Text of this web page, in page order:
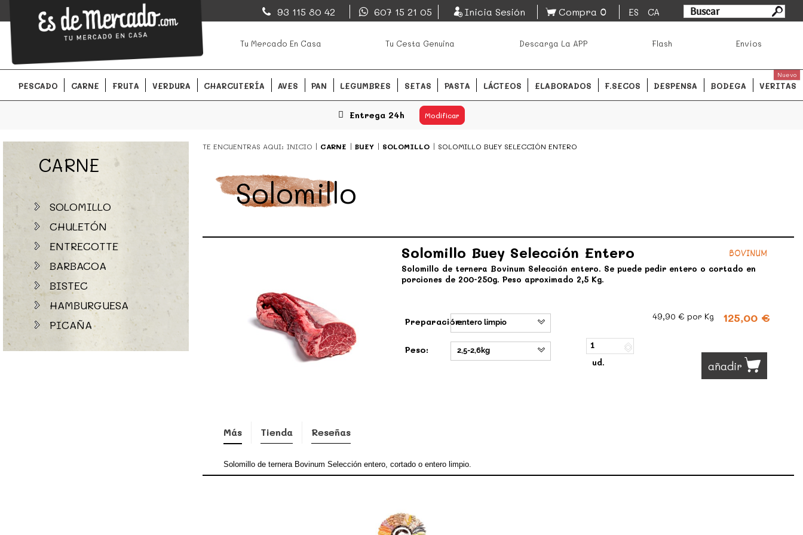
EsDeMercado.com
EsDeMercado.comte lleva a casa los mejores productos de los mejores mercados de
Barcelona y de productores locales.
EsDeMercado.com
Barcelona y de productores locales.
93 115 80 42 607 15 21 05 Inicia Sesión Compra 0 ES CA
Tu Mercado En Casa Tu Cesta Genuina Descarga La APP Flash Envíos
PESCADO CARNE FRUTA VERDURA CHARCUTERÍA AVES PAN LEGUMBRES SETAS PASTA LÁCTEOS ELABORADOS F.SECOS DESPENSA BODEGA VERITAS
Nuevo
Entrega 24h Modificar
CARNE
SOLOMILLO
CHULETÓN
ENTRECOTTE
BARBACOA
BISTEC
HAMBURGUESA
PICAÑA
TE ENCUENTRAS AQUI: INICIO CARNE BUEY SOLOMILLO SOLOMILLO BUEY SELECCIÓN ENTERO
Solomillo
BOVINUM
Solomillo Buey Selección Entero
Solomillo de ternera Bovinum Selección entero. Se puede pedir entero o cortado en
porciones de 200-250g. Peso aproximado 2,5 Kg.
Preparación: entero limpio
Peso: 2,5-2,6kg
125,00 €
49,90 € por Kg
ud. añadir
Más Tienda Reseñas
Solomillo de ternera Bovinum Selección entero, cortado o entero limpio.